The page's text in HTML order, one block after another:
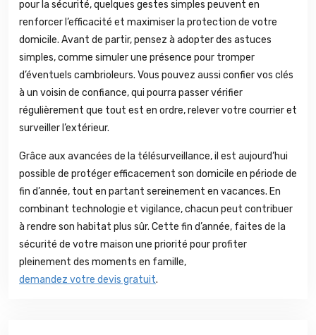
pour la sécurité, quelques gestes simples peuvent en
renforcer l’efficacité et maximiser la protection de votre
domicile. Avant de partir, pensez à adopter des astuces
simples, comme simuler une présence pour tromper
d’éventuels cambrioleurs. Vous pouvez aussi confier vos clés
à un voisin de confiance, qui pourra passer vérifier
régulièrement que tout est en ordre, relever votre courrier et
surveiller l’extérieur.
Grâce aux avancées de la télésurveillance, il est aujourd’hui
possible de protéger efficacement son domicile en période de
fin d’année, tout en partant sereinement en vacances. En
combinant technologie et vigilance, chacun peut contribuer
à rendre son habitat plus sûr. Cette fin d’année, faites de la
sécurité de votre maison une priorité pour profiter
pleinement des moments en famille,
demandez votre devis gratuit.